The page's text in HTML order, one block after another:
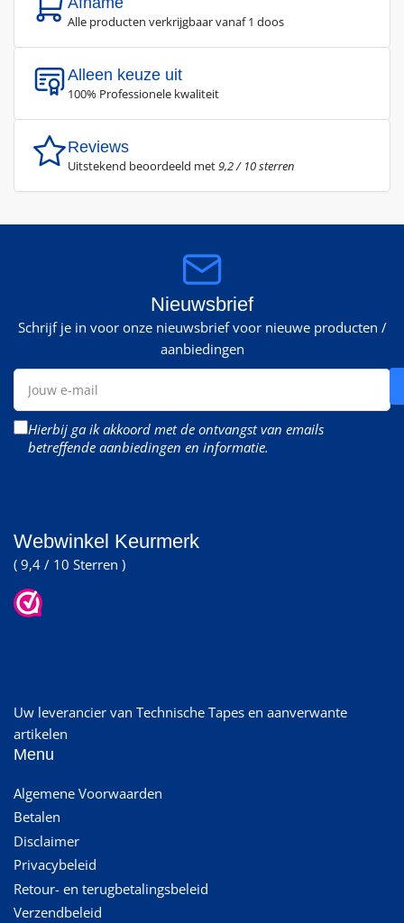
Alle producten verkrijgbaar vanaf 1 doos
Alleen keuze uit
100% Professionele kwaliteit
Reviews
Uitstekend beoordeeld met9,2 / 10 sterren
Nieuwsbrief
Schrijf je in voor onze nieuwsbrief voor nieuwe producten /
aanbiedingen
Jouw
mail
Hierbij ga ik akkoord met de ontvangst van emails
betreffende aanbiedingen en informatie.
Webwinkel Keurmerk
( 9,4 / 10 Sterren )
Uw leverancier van Technische Tapes en aanverwante
artikelen
Menu
Algemene Voorwaarden
Betalen
Disclaimer
Privacybeleid
Retour- en terugbetalingsbeleid
Verzendbeleid